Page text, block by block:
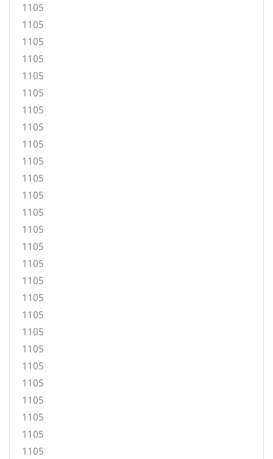
1105
1105
1105
1105
1105
1105
1105
1105
1105
1105
1105
1105
1105
1105
1105
1105
1105
1105
1105
1105
1105
1105
1105
1105
1105
1105
1105